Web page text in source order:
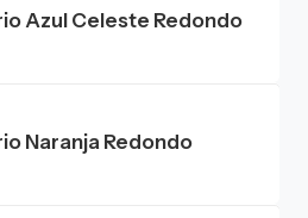
Azul Celeste Redondo
Naranja Redondo